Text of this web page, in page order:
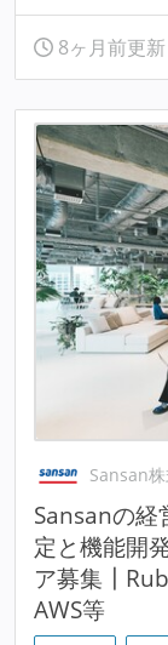
8ヶ月前更新
Sansan
Sansanの経
定と機能開
ア募集
AWS等